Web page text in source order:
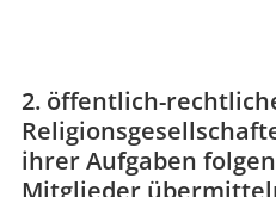
2. öffentlich-
ihrer Aufgaben
Mitglieder